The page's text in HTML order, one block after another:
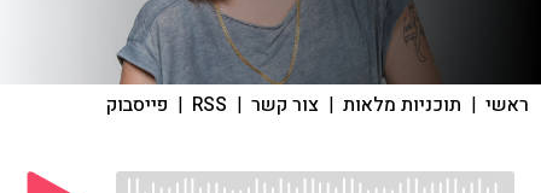
ראשי | תוכניות מלאות | צור קשר |
RSS
| פייסבוק